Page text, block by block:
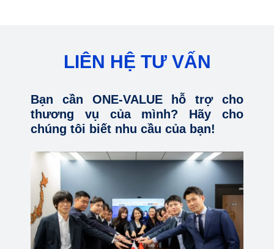
LIÊN HỆ TƯ VẤN
Bạn cần ONE-VALUE hỗ trợ cho
thương vụ của mình? Hãy cho
chúng tôi biết nhu cầu của bạn!